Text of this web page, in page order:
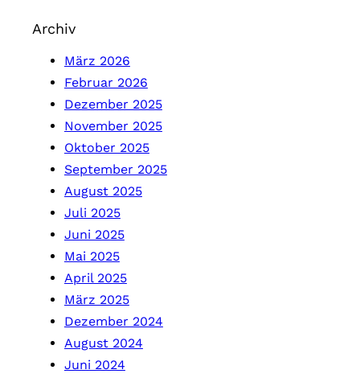
Archiv
März 2026
Februar 2026
Dezember 2025
November 2025
Oktober 2025
September 2025
August 2025
Juli 2025
Juni 2025
Mai 2025
April 2025
März 2025
Dezember 2024
August 2024
Juni 2024